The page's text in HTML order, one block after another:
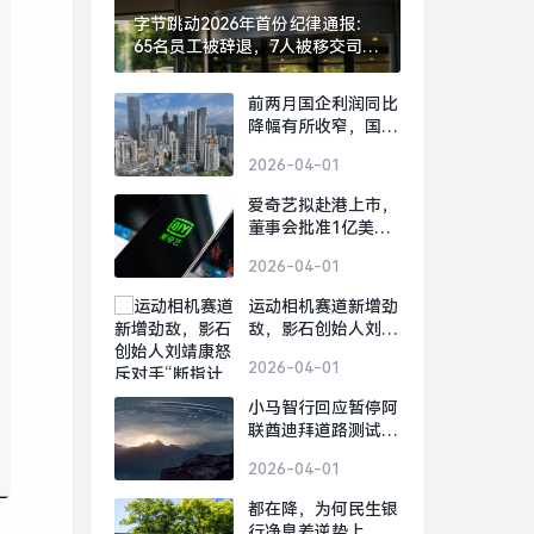
字节跳动2026年首份纪律通报：
65名员工被辞退，7人被移交司法
机关|界面新闻 · 科技
前两月国企利润同比
降幅有所收窄，国资
支柱产业|界面新闻
2026-04-01
爱奇艺拟赴港上市，
董事会批准1亿美元
新闻 · 科技
2026-04-01
运动相机赛道新增劲
敌，影石创始人刘靖
划”恶意挖人|界面新
闻 · 科技
2026-04-01
小马智行回应暂停阿
联酋迪拜道路测试|
2026-04-01
都在降，为何民生银